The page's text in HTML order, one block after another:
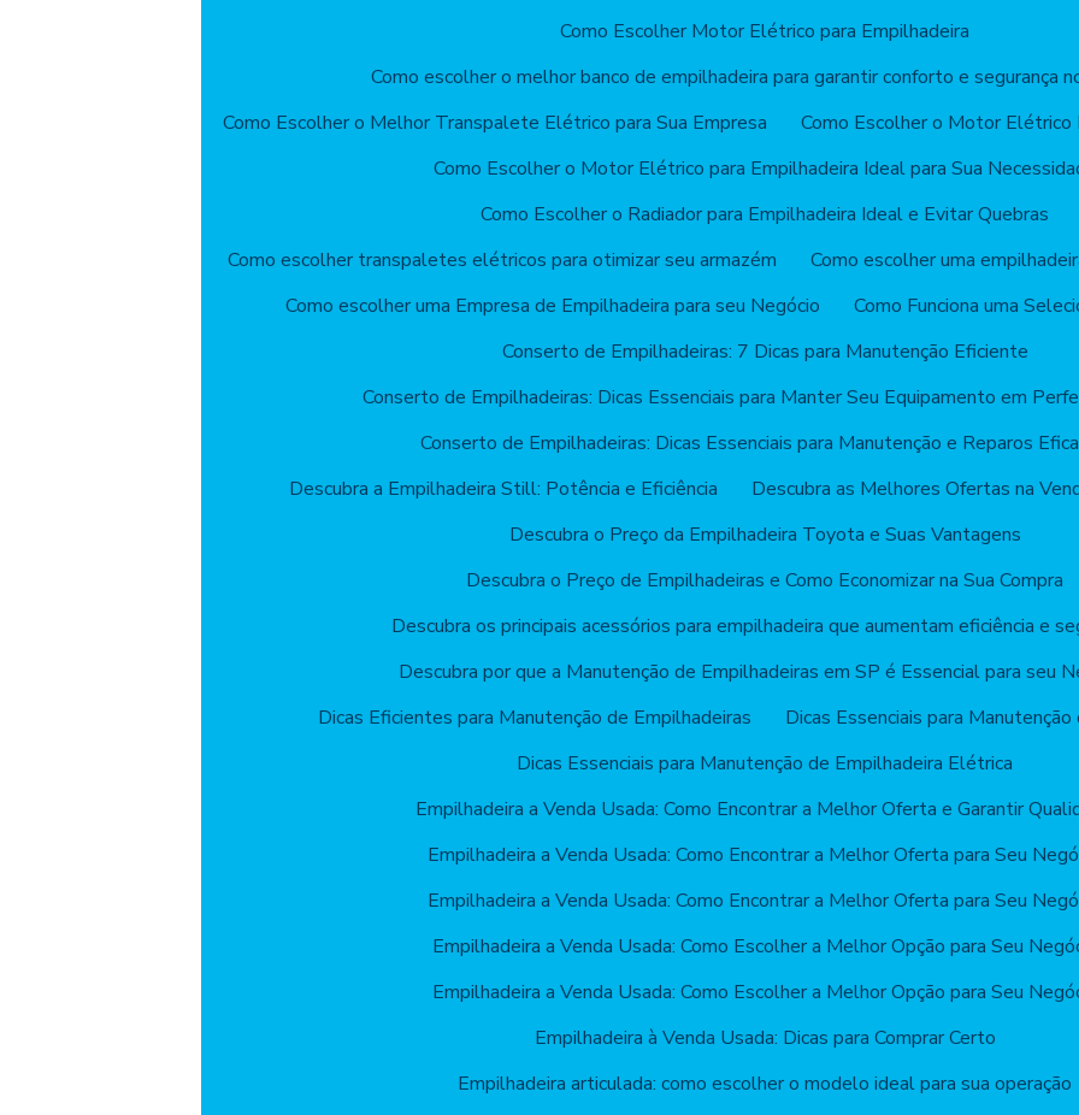
Como Escolher Motor Elétrico para Empilhadeira
Como escolher o melhor banco de empilhadeira para garantir conforto e segurança
Como Escolher o Melhor Transpalete Elétrico para Sua Empresa
Como Escolher o Motor Elétrico
Como Escolher o Motor Elétrico para Empilhadeira Ideal para Sua
Como Escolher o Radiador para Empilhadeira Ideal e Evitar Quebras
Como escolher transpaletes elétricos para otimizar seu armazém
Como escolher uma
Como escolher uma Empresa de Empilhadeira para seu Negócio
Como Funciona uma
Conserto de Empilhadeiras: 7 Dicas para Manutenção Eficiente
Conserto de Empilhadeiras: Dicas Essenciais para Manter Seu Equipamento em
Conserto de Empilhadeiras: Dicas Essenciais para Manutenção e Reparos
Descubra a Empilhadeira Still: Potência e Eficiência
Descubra as Melhores Ofertas na
Descubra o Preço da Empilhadeira Toyota e Suas Vantagens
Descubra o Preço de Empilhadeiras e Como Economizar na Sua Compra
Descubra os principais acessórios para empilhadeira que aumentam eficiência e
Descubra por que a Manutenção de Empilhadeiras em SP é Essencial para seu
Dicas Eficientes para Manutenção de Empilhadeiras
Dicas Essenciais para
Dicas Essenciais para Manutenção de Empilhadeira Elétrica
Empilhadeira a Venda Usada: Como Encontrar a Melhor Oferta e Garantir
Empilhadeira a Venda Usada: Como Encontrar a Melhor Oferta para Seu
Empilhadeira a Venda Usada: Como Encontrar a Melhor Oferta para Seu
Empilhadeira a Venda Usada: Como Escolher a Melhor Opção para Seu
Empilhadeira a Venda Usada: Como Escolher a Melhor Opção para Seu
Empilhadeira à Venda Usada: Dicas para Comprar Certo
Empilhadeira articulada: como escolher o modelo ideal para sua operação